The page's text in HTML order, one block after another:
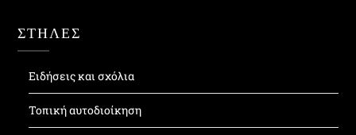
ΣΤΗΛΕΣ
Ειδήσεις και σχόλια
Τοπική αυτοδιοίκηση